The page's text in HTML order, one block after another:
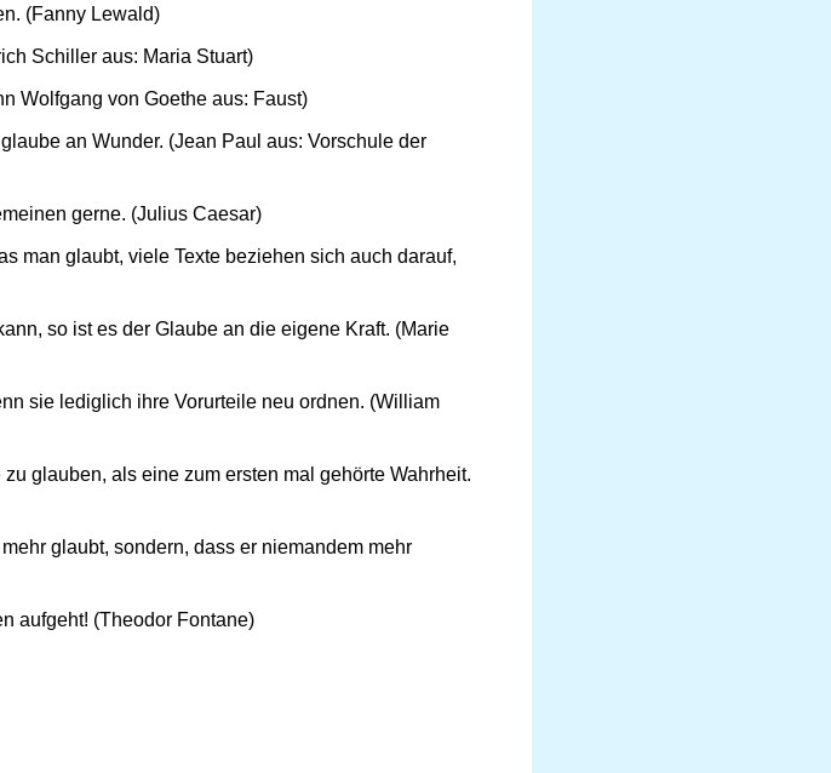
(Fanny Lewald)
Schiller aus: Maria Stuart)
Wolfgang von Goethe aus: Faust)
an Wunder. (Jean Paul aus: Vorschule der
gerne. (Julius Caesar)
man glaubt, viele Texte beziehen sich auch darauf,
so ist es der Glaube an die eigene Kraft. (Marie
sie lediglich ihre Vorurteile neu ordnen. (William
glauben, als eine zum ersten mal gehörte Wahrheit.
glaubt, sondern, dass er niemandem mehr
aufgeht! (Theodor Fontane)